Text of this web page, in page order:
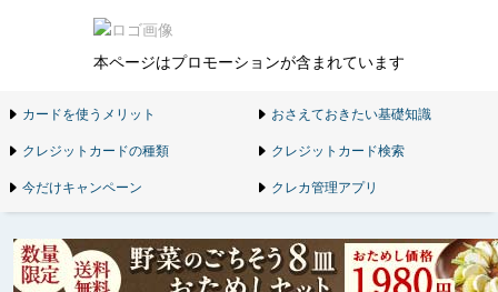
本ページはプロモーションが含まれています
カードを使うメリット
おさえておきたい基礎知識
クレジットカードの種類
クレジットカード検索
今だけキャンペーン
クレカ管理アプリ